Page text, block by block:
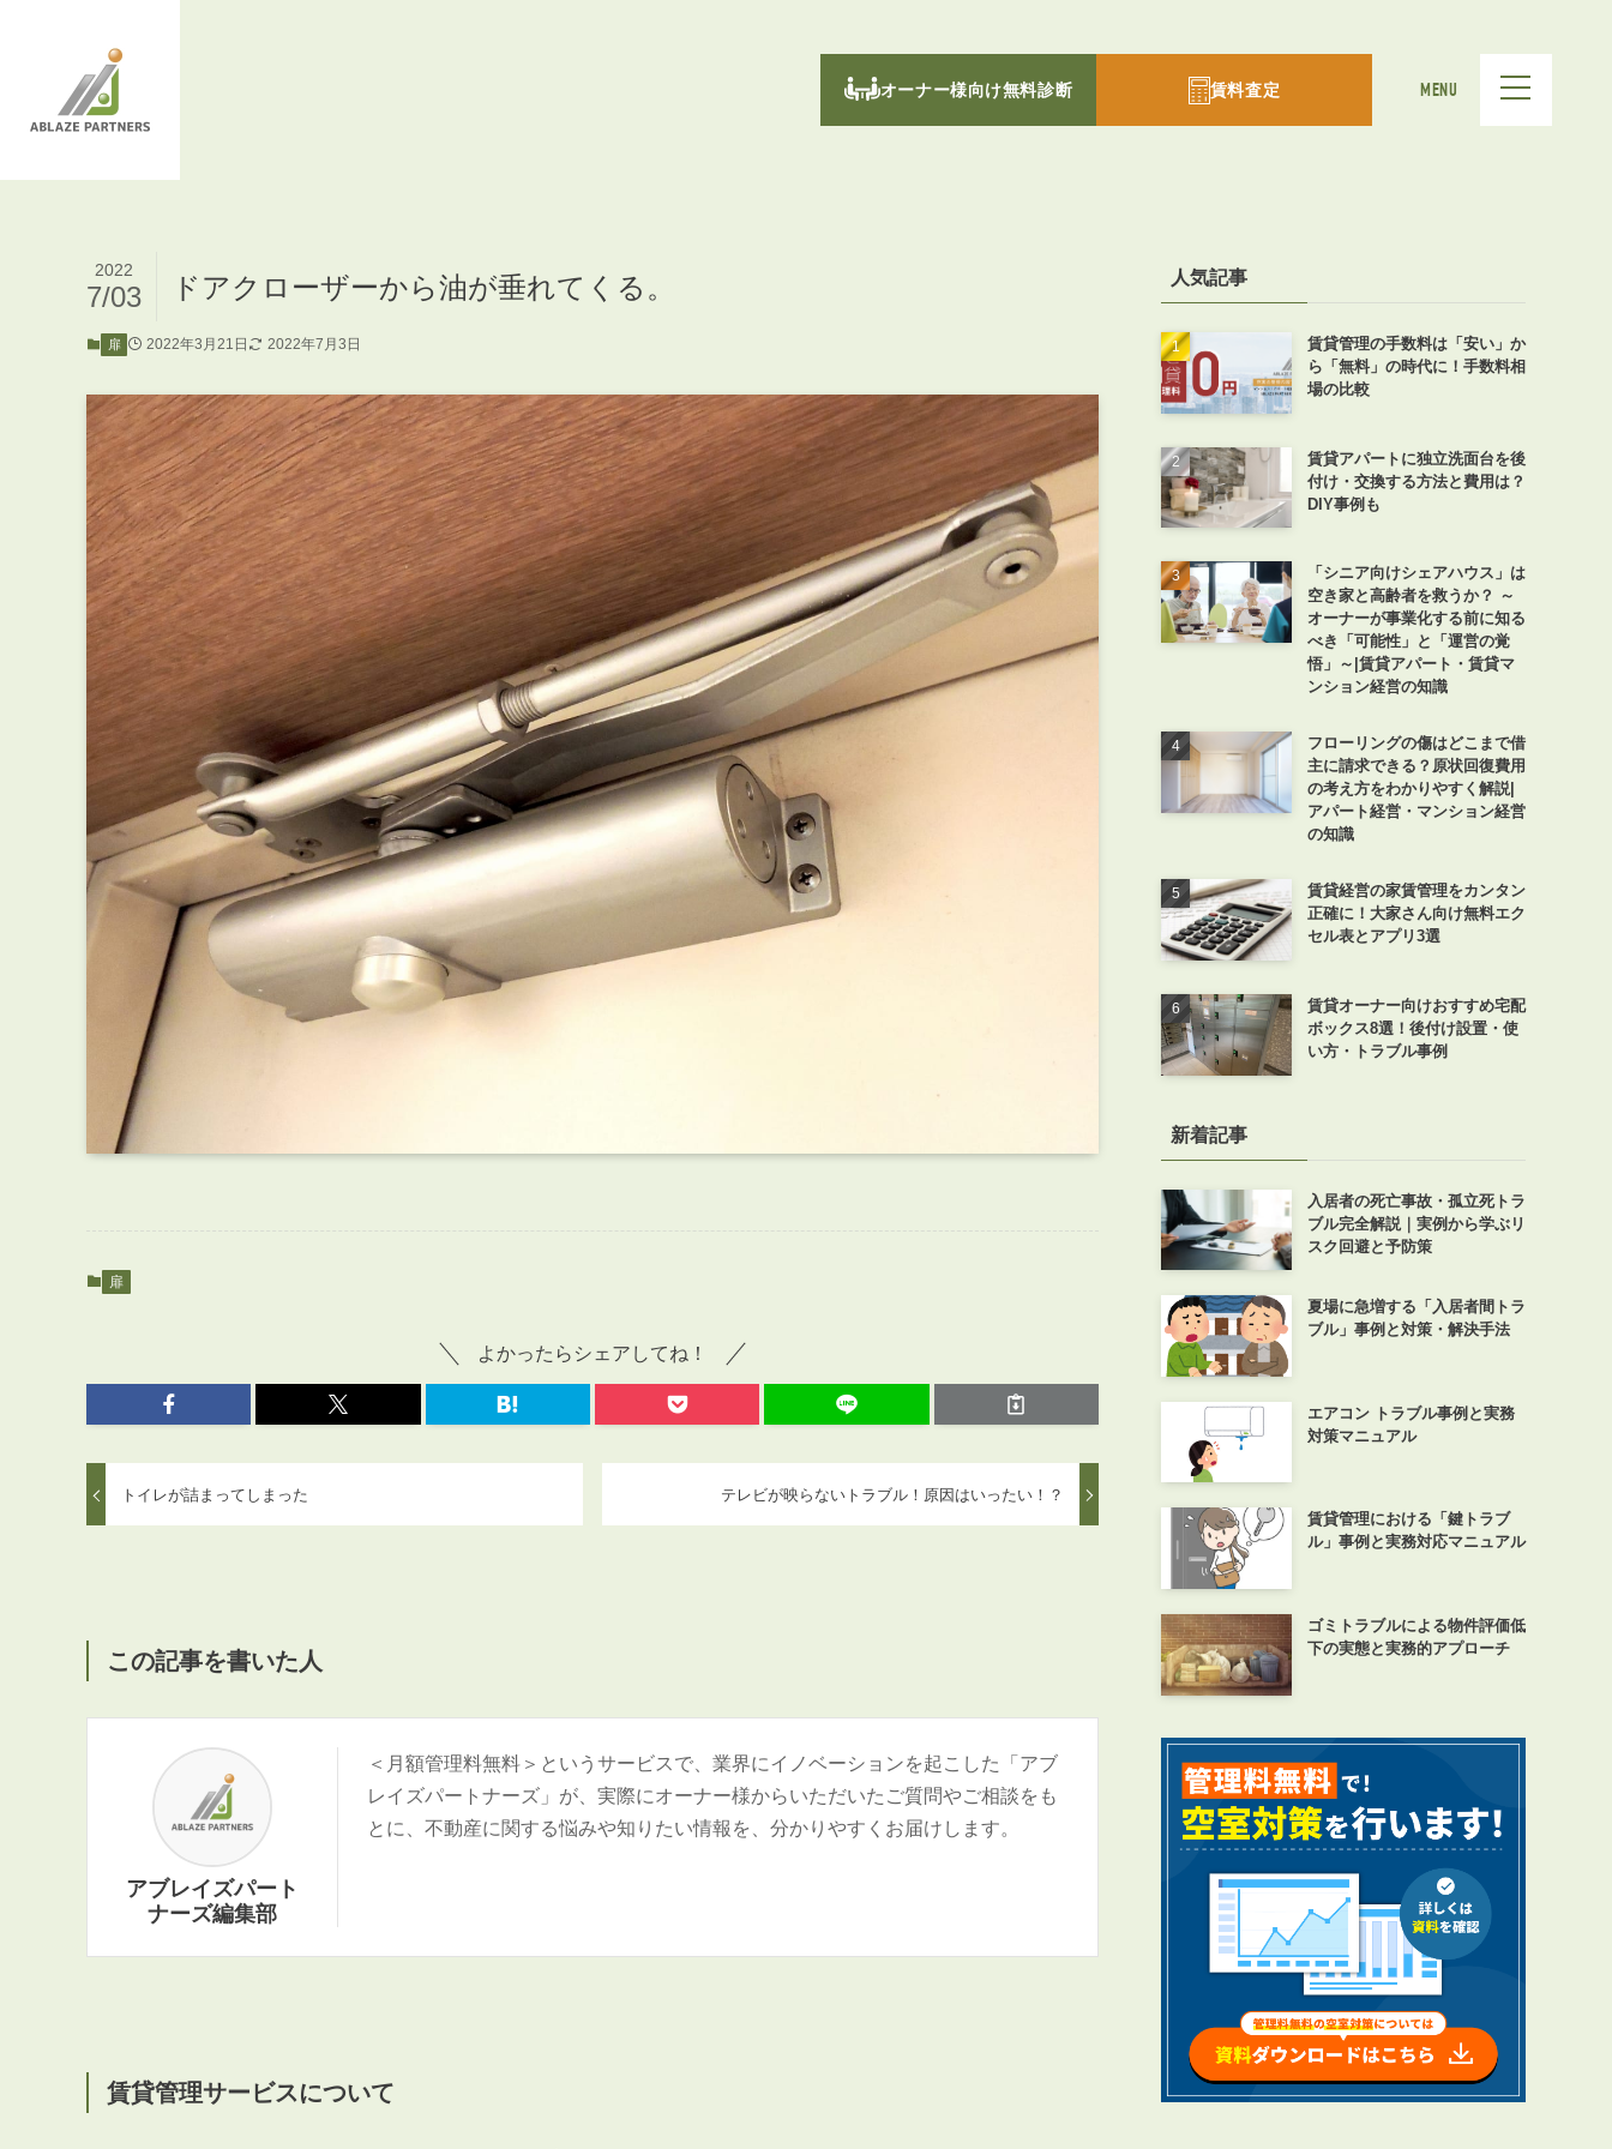
オーナー様向け無料診断 賃料査定 MENU
ドアクローザーから油が垂れてくる。
2022
7/03
扉 2022年3月21日 2022年7月3日
扉
よかったらシェアしてね！
トイレが詰まってしまった テレビが映らないトラブル！原因はいったい！？
この記事を書いた人
アブレイズパート
ナーズ編集部
＜月額管理料無料＞というサービスで、業界にイノベーションを起こした「アブ
レイズパートナーズ」が、実際にオーナー様からいただいたご質問やご相談をも
とに、不動産に関する悩みや知りたい情報を、分かりやすくお届けします。
賃貸管理サービスについて
人気記事
賃貸管理の手数料は「安い」か
ら「無料」の時代に！手数料相
場の比較
賃貸アパートに独立洗面台を後
付け・交換する方法と費用は？
DIY事例も
「シニア向けシェアハウス」は
空き家と高齢者を救うか？ ～
オーナーが事業化する前に知る
べき「可能性」と「運営の覚
悟」～|賃貸アパート・賃貸マ
ンション経営の知識
フローリングの傷はどこまで借
主に請求できる？原状回復費用
の考え方をわかりやすく解説|
アパート経営・マンション経営
の知識
賃貸経営の家賃管理をカンタン
正確に！大家さん向け無料エク
セル表とアプリ3選
賃貸オーナー向けおすすめ宅配
ボックス8選！後付け設置・使
い方・トラブル事例
新着記事
入居者の死亡事故・孤立死トラ
ブル完全解説｜実例から学ぶリ
スク回避と予防策
夏場に急増する「入居者間トラ
ブル」事例と対策・解決手法
エアコン トラブル事例と実務
対策マニュアル
賃貸管理における「鍵トラブ
ル」事例と実務対応マニュアル
ゴミトラブルによる物件評価低
下の実態と実務的アプローチ